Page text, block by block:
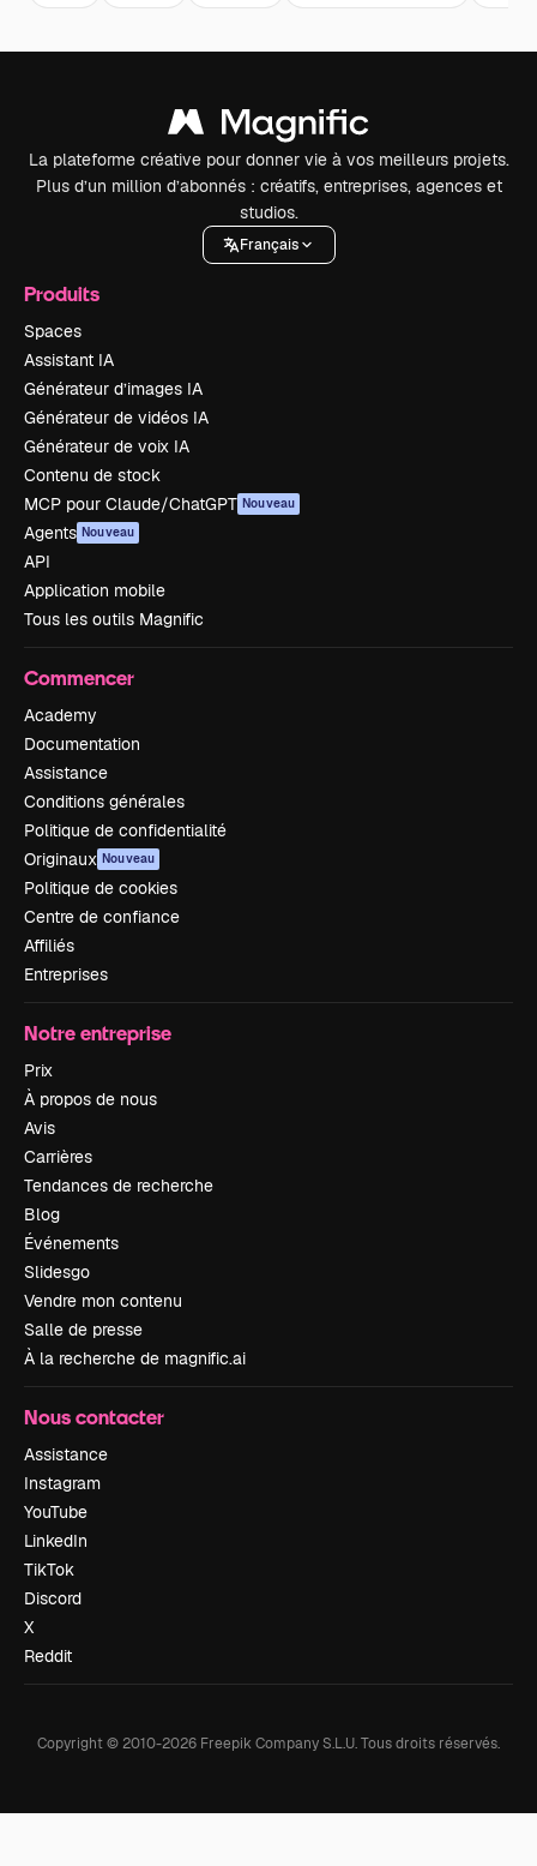
La plateforme créative pour donner vie à vos meilleurs projets.
Plus d’un million d’abonnés : créatifs, entreprises, agences et
studios.
Français
Produits
Spaces
Assistant IA
Générateur d’images IA
Générateur de vidéos IA
Générateur de voix IA
Contenu de stock
MCP pour Claude/ChatGPT Nouveau
Agents Nouveau
API
Application mobile
Tous les outils Magnific
Commencer
Academy
Documentation
Assistance
Conditions générales
Politique de confidentialité
Originaux Nouveau
Politique de cookies
Centre de confiance
Affiliés
Entreprises
Notre entreprise
Prix
À propos de nous
Avis
Carrières
Tendances de recherche
Blog
Événements
Slidesgo
Vendre mon contenu
Salle de presse
À la recherche de magnific.ai
Nous contacter
Assistance
Instagram
YouTube
LinkedIn
TikTok
Discord
X
Reddit
Copyright © 2010-2026 Freepik Company S.L.U.Tous droits réservés.